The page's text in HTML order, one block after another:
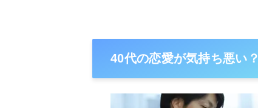
40代の恋愛が気持ち悪い？